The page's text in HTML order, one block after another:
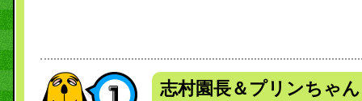
志村園長＆プリンちゃ